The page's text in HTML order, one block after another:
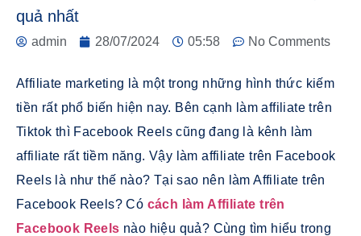
quả nhất
admin 28/07/2024 05:58 No Comments
Affiliate marketing là một trong những hình thức kiếm
tiền rất phổ biến hiện nay. Bên cạnh làm affiliate trên
Tiktok thì Facebook Reels cũng đang là kênh làm
affiliate rất tiềm năng. Vậy làm affiliate trên Facebook
Reels là như thế nào? Tại sao nên làm Affiliate trên
Facebook Reels? Có cách làm Affiliate trên
Facebook Reels nào hiệu quả? Cùng tìm hiểu trong